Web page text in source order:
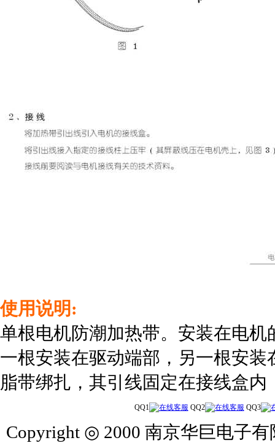
使用说明:
单根电机防潮加热带。安装在电
一根安装在驱动端部，另一根安
脂带绑扎，其引线固定在接线盒
QQ1 QQ2 QQ3
Copyright ◎ 2000 南京华巨电子